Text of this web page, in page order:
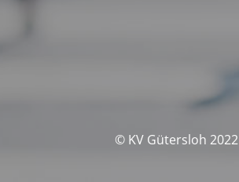
© KV Gütersloh 2022